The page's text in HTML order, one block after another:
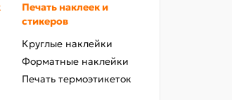
Печать наклеек и
стикеров
Круглые наклейки
Форматные наклейки
Печать термоэтикеток